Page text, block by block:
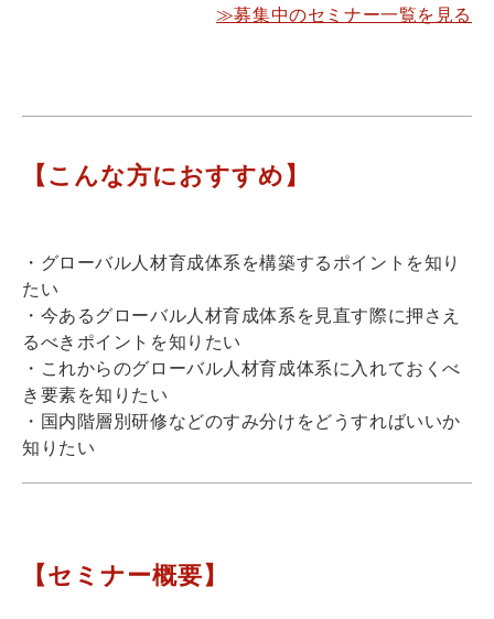
≫募集中のセミナー一覧を見る
【こんな方におすすめ】
・グローバル人材育成体系を構築するポイントを知り
たい
・今あるグローバル人材育成体系を見直す際に押さえ
るべきポイントを知りたい
・これからのグローバル人材育成体系に入れておくべ
き要素を知りたい
・国内階層別研修などのすみ分けをどうすればいいか
知りたい
【セミナー概要】